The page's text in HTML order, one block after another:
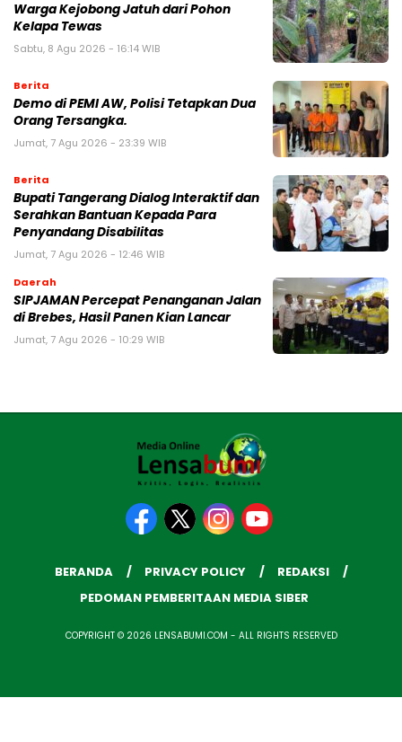
Warga Kejobong Jatuh dari Pohon
Kelapa Tewas
Sabtu, 8 Agu 2026 - 16:14 WIB
Berita
Demo di PEMI AW, Polisi Tetapkan Dua
Orang Tersangka.
Jumat, 7 Agu 2026 - 23:39 WIB
Berita
Bupati Tangerang Dialog Interaktif dan
Serahkan Bantuan Kepada Para
Penyandang Disabilitas
Jumat, 7 Agu 2026 - 12:46 WIB
Daerah
SIPJAMAN Percepat Penanganan Jalan
di Brebes, Hasil Panen Kian Lancar
Jumat, 7 Agu 2026 - 10:29 WIB
BERANDA PRIVACY POLICY
REDAKSI
PEDOMAN PEMBERITAAN MEDIA SIBER
COPYRIGHT © 2026 LENSABUMI.COM - ALL RIGHTS RESERVED